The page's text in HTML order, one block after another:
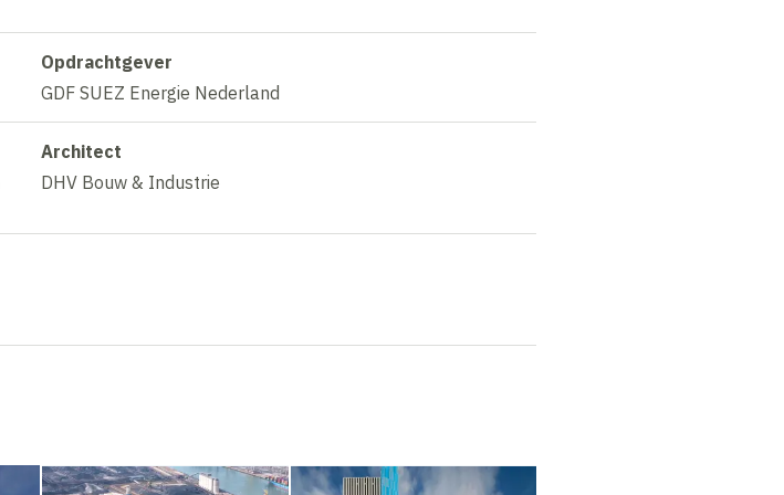
Opdrachtgever
GDF SUEZ Energie Nederland
Architect
DHV Bouw & Industrie